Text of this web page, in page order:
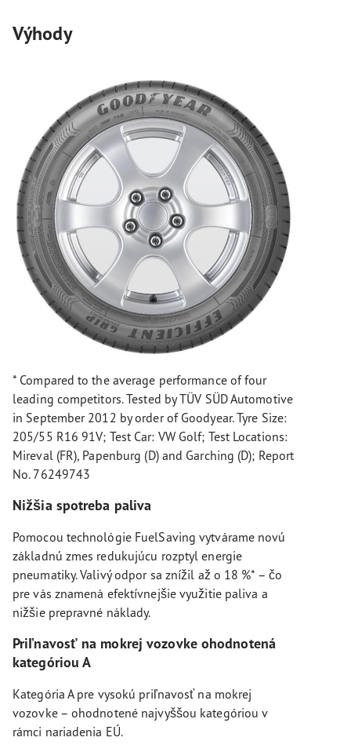
Výhody
* Compared to the average performance of four
leading competitors. Tested by TÜV SÜD Automotive
in September 2012 by order of Goodyear. Tyre Size:
205/55 R16 91V; Test Car: VW Golf; Test Locations:
Mireval (FR), Papenburg (D) and Garching (D); Report
No. 76249743
Nižšia spotreba paliva
Pomocou technológie FuelSaving vytvárame novú
základnú zmes redukujúcu rozptyl energie
pneumatiky. Valivý odpor sa znížil až o 18 %* – čo
pre vás znamená efektívnejšie využitie paliva a
nižšie prepravné náklady.
Priľnavosť na mokrej vozovke ohodnotená
kategóriou A
Kategória A pre vysokú priľnavosť na mokrej
vozovke – ohodnotené najvyššou kategóriou v
rámci nariadenia EÚ.